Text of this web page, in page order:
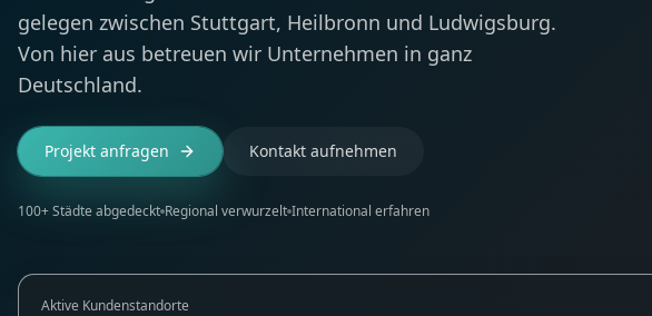
gelegen zwischen Stuttgart, Heilbronn und Ludwigsburg.
Von hier aus betreuen wir Unternehmen in ganz
Deutschland.
Projekt anfragen Kontakt aufnehmen
100+ Städte abgedeckt Regional verwurzelt International erfahren
Aktive Kundenstandorte